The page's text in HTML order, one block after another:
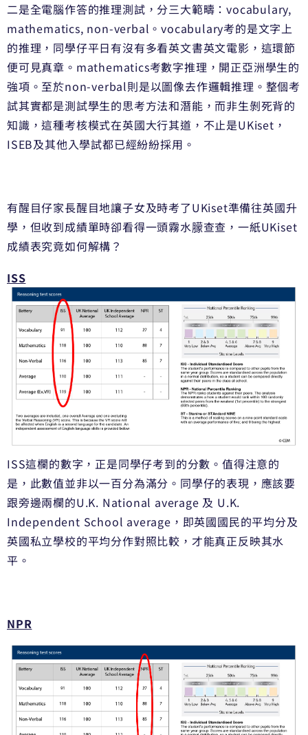
二是全電腦作答的推理測試，分三大範疇：vocabulary,
mathematics, non-verbal。vocabulary考的是文字上
的推理， 同學仔平日有沒有多看英文書英文電影，這環節
便可見真章。 mathematics考數字推理，開正亞洲學生的
強項。 至於non-verbal則是以圖像去作邏輯推理。 整個考
試其實都是測試學生的思考方法和潛能， 而非生剝死背的
知識，這種考核模式在英國大行其道， 不止是UKiset，
ISEB及其他入學試都已經紛紛採用。
有醒目仔家長醒目地讓子女及時考了UKiset準備往英國升
學， 但收到成績單時卻看得一頭霧水䑃查查，一紙UKiset
成績表究竟如何解構？
ISS
ISS這欄的數字，正是同學仔考到的分數。值得注意的
是， 此數值並非以一百分為滿分。同學仔的表現， 應該要
跟旁邊兩欄的U.K. National average 及 U.K.
Independent School average， 即英國國民的平均分及
英國私立學校的平均分作對照比較， 才能真正反映其水
平。
NPR